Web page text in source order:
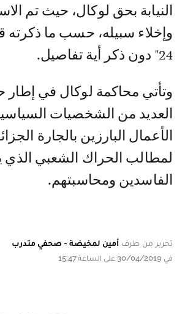
النيابة بحق لوكال، حيث تم
وإخلاء سبيله، حسب ما ذكرته
24" دون ذكر أية تفاصيل.
وتأتي محاكمة لوكال في
العديد من الشخصيات
الأعمال البارزين بالجارة
لمطالب الحراك الشعبي الذي
الفاسدين ومحاسبتهم.
تحرير من طرف أمين لمخيضة - صحفي متدرب
في 30/04/2019 على الساعة 15:47